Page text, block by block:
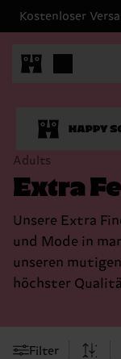
Kostenloser
Adults
Extra
Unsere Extra
und Mode in
unseren
höchster
Filter